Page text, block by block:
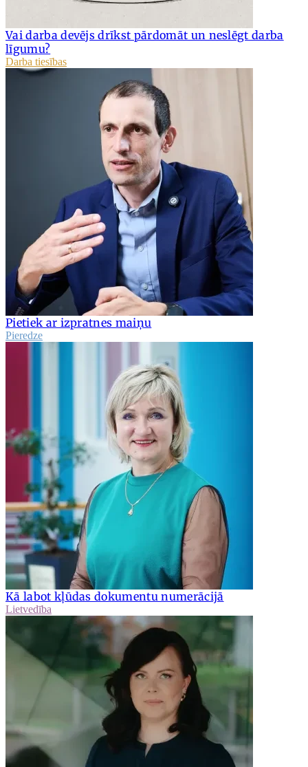
Vai darba devējs drīkst pārdomāt un neslēgt darba
līgumu?
Darba tiesības
Pietiek ar izpratnes maiņu
Pieredze
Kā labot kļūdas dokumentu numerācijā
Lietvedība